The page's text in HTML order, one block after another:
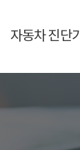
자동차 진단기